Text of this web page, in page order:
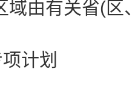
域由有关省(区
计划